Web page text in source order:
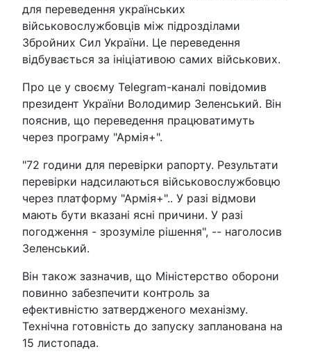
для переведення українських
військовослужбовців між підрозділами
Збройних Сил України. Це переведення
відбувається за ініціативою самих військових.
Про це у своєму Telegram-каналі повідомив
президент України Володимир Зеленський. Він
пояснив, що переведення працюватимуть
через програму "Армія+".
"72 години для перевірки рапорту. Результати
перевірки надсилаються військовослужбовцю
через платформу "Армія+".. У разі відмови
мають бути вказані ясні причини. У разі
погодження - зрозуміле рішення", -- наголосив
Зеленський.
Він також зазначив, що Міністерство оборони
повинно забезпечити контроль за
ефективністю затвердженого механізму.
Технічна готовність до запуску запланована на
15 листопада.